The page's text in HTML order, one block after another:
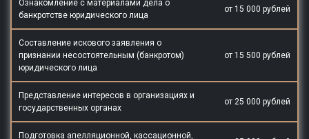
Ознакомление с материалами дела о
банкротстве юридического лица
от 15 000 рублей
Составление искового заявления о
признании несостоятельным (банкротом)
юридического лица
от 15 500 рублей
Представление интересов в организациях и
государственных органах
от 25 000 рублей
Подготовка апелляционной, кассационной,